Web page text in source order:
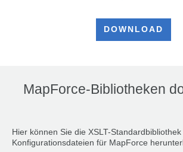
DOWNLOAD
MapForce-Bibliotheken
Hier können Sie die XSLT-
Konfigurationsdateien für MapForce